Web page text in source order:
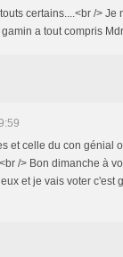
certains....<br /> Je
a tout compris
et celle du con génial
/> Bon dimanche à
et je vais voter c'est